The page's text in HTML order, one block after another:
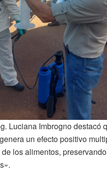
Luciana Imbrogno destacó
un efecto positivo
los alimentos,